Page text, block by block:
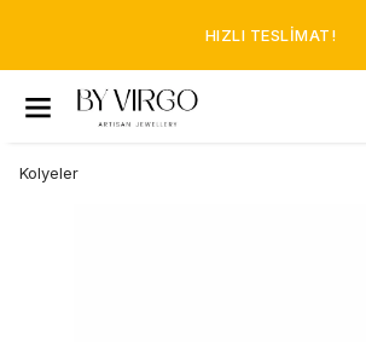
HIZLI TESLIMAT!
Kolyeler